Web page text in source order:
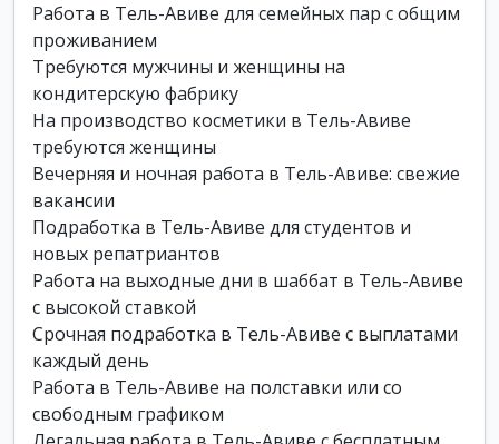
Работа в Тель-Авиве для семейных пар с общим
проживанием
Требуются мужчины и женщины на
кондитерскую фабрику
На производство косметики в Тель-Авиве
требуются женщины
Вечерняя и ночная работа в Тель-Авиве: свежие
вакансии
Подработка в Тель-Авиве для студентов и
новых репатриантов
Работа на выходные дни в шаббат в Тель-Авиве
с высокой ставкой
Срочная подработка в Тель-Авиве с выплатами
каждый день
Работа в Тель-Авиве на полставки или со
свободным графиком